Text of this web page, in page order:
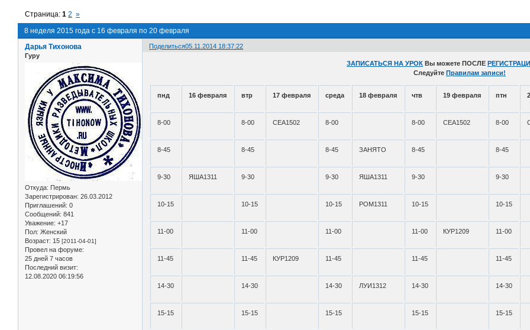
8 неделя 2015 года с 16 февраля по 20 февраля
Страница:1 2 »
Поделиться05.11.2014 18:37:22
Дарья Тихонова
Гуру
Откуда: Пермь
Зарегистрирован: 26.03.2012
Приглашений: 0
Сообщений: 841
Уважение: +17
Пол: Женский
Возраст: 15 [2011-04-01]
Провел на форуме:
25 дней 7 часов
Последний визит:
12.08.2020 06:19:56
ЗАПИСАТЬСЯ НА УРОК Вы можете ПОСЛЕ
Следуйте Правилам записи!
пнд 16 февраля втр 17 февраля среда 18 февраля чтв 19 февраля птн
8-00 8-00 СЕА1502 8-00 8-00 СЕА1502 8-00
8-45 8-45 8-45 ЗАНЯТО 8-45 8-45
9-30 ЯША1311 9-30 9-30 ЯША1311 9-30 9-30
10-15 10-15 10-15 РОМ1311 10-15 10-15
11-00 11-00 11-00 11-00 КУР1209 11-00
11-45 11-45 КУР1209 11-45 11-45 11-45
14-30 14-30 14-30 ЛУИ1312 14-30 14-30
15-15 15-15 15-15 15-15 15-15